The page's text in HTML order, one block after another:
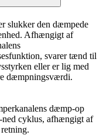
slukker den dæmpede
Afhængigt af
svarer tænd til
eller er lig med
dæmpningsværdi.
dæmp-op
cyklus, afhængigt af